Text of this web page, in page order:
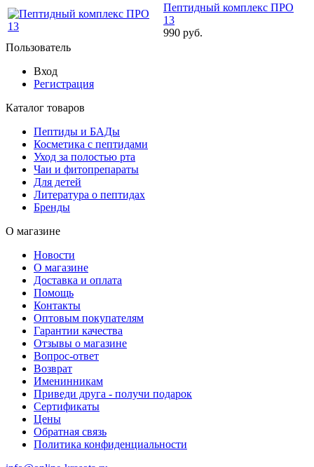
Пептидный комплекс ПРО
13
990 руб.
Пользователь
Вход
Регистрация
Каталог товаров
Пептиды и БАДы
Косметика с пептидами
Уход за полостью рта
Чаи и фитопрепараты
Для детей
Литература о пептидах
Бренды
О магазине
Новости
О магазине
Доставка и оплата
Помощь
Контакты
Оптовым покупателям
Гарантии качества
Отзывы о магазине
Вопрос-ответ
Возврат
Именинникам
Приведи друга - получи подарок
Сертификаты
Цены
Обратная связь
Политика конфиденциальности